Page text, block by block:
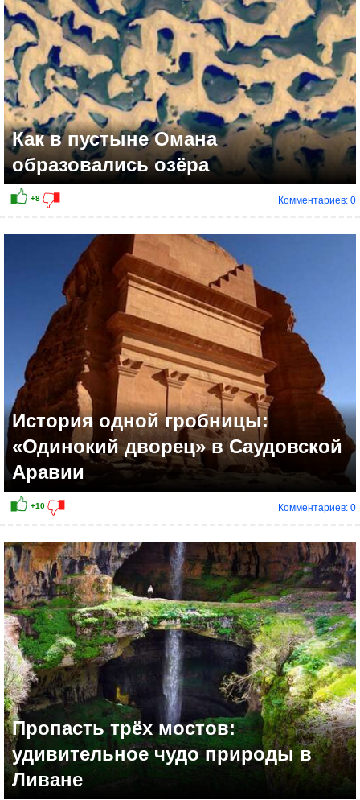
+9
Как в пустыне Омана
образовались озёра
Комментариев: 0
История одной гробницы:
«Одинокий дворец» в Саудовской
Аравии
Комментариев: 0
Пропасть трёх мостов:
удивительное чудо природы в
Ливане